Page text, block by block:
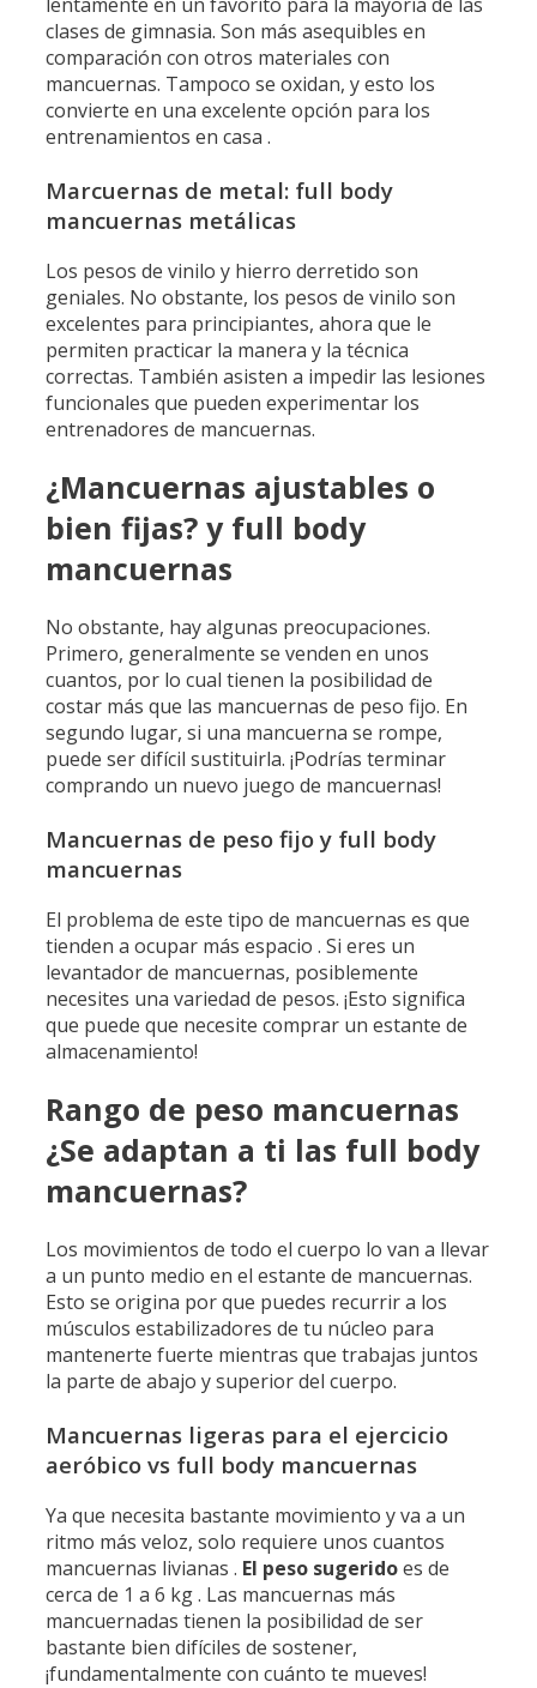
clases de gimnasia. Son más asequibles en
comparación con otros materiales con
mancuernas. Tampoco se oxidan, y esto los
convierte en una excelente opción para los
entrenamientos en casa .
Marcuernas de metal: full body
mancuernas metálicas
Los pesos de vinilo y hierro derretido son
geniales. No obstante, los pesos de vinilo son
excelentes para principiantes, ahora que le
permiten practicar la manera y la técnica
correctas. También asisten a impedir las lesiones
funcionales que pueden experimentar los
entrenadores de mancuernas.
¿Mancuernas ajustables o
bien fijas? y full body
mancuernas
No obstante, hay algunas preocupaciones.
Primero, generalmente se venden en unos
cuantos, por lo cual tienen la posibilidad de
costar más que las mancuernas de peso fijo. En
segundo lugar, si una mancuerna se rompe,
puede ser difícil sustituirla. ¡Podrías terminar
comprando un nuevo juego de mancuernas!
Mancuernas de peso fijo y full body
mancuernas
El problema de este tipo de mancuernas es que
tienden a ocupar más espacio . Si eres un
levantador de mancuernas, posiblemente
necesites una variedad de pesos. ¡Esto significa
que puede que necesite comprar un estante de
almacenamiento!
Rango de peso mancuernas
¿Se adaptan a ti las full body
mancuernas?
Los movimientos de todo el cuerpo lo van a llevar
a un punto medio en el estante de mancuernas.
Esto se origina por que puedes recurrir a los
músculos estabilizadores de tu núcleo para
mantenerte fuerte mientras que trabajas juntos
la parte de abajo y superior del cuerpo.
Mancuernas ligeras para el ejercicio
aeróbico vs full body mancuernas
Ya que necesita bastante movimiento y va a un
ritmo más veloz, solo requiere unos cuantos
mancuernas livianas . El peso sugeridoes de
cerca de 1 a 6 kg . Las mancuernas más
mancuernadas tienen la posibilidad de ser
bastante bien difíciles de sostener,
¡fundamentalmente con cuánto te mueves!